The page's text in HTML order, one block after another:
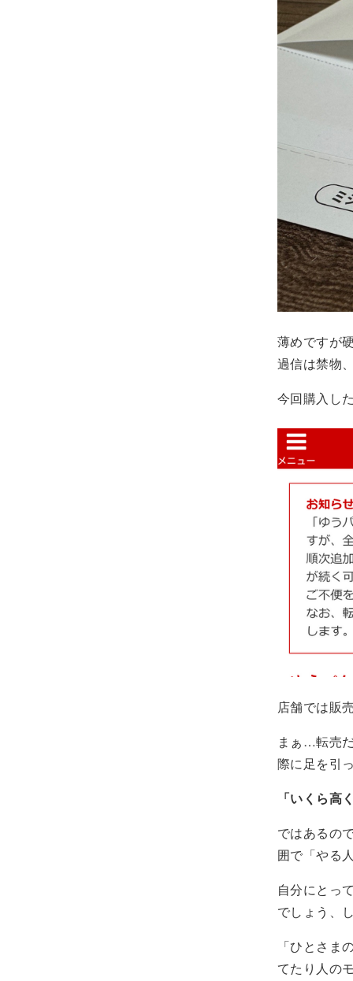
薄めですが
過信は禁物
今回購入し
店舗では販
まぁ…転売
際に足を引
「いくら高
ではあるの
囲で「やる
自分にとっ
でしょう、
「ひとさま
てたり人の